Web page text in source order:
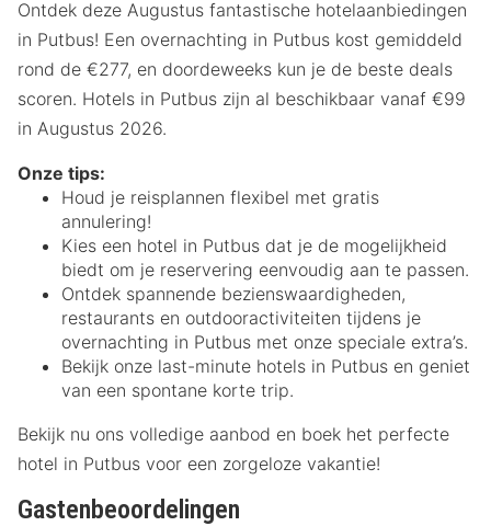
Ontdek deze Augustus fantastische hotelaanbiedingen
in Putbus! Een overnachting in Putbus kost gemiddeld
rond de €277, en doordeweeks kun je de beste deals
scoren. Hotels in Putbus zijn al beschikbaar vanaf €99
in Augustus 2026.
Onze tips:
Houd je reisplannen flexibel met gratis
annulering!
Kies een hotel in Putbus dat je de mogelijkheid
biedt om je reservering eenvoudig aan te passen.
Ontdek spannende bezienswaardigheden,
restaurants en outdooractiviteiten tijdens je
overnachting in Putbus met onze speciale extra’s.
Bekijk onze last-minute hotels in Putbus en geniet
van een spontane korte trip.
Bekijk nu ons volledige aanbod en boek het perfecte
hotel in Putbus voor een zorgeloze vakantie!
Gastenbeoordelingen